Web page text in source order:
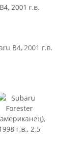
B4, 2001 г.в.